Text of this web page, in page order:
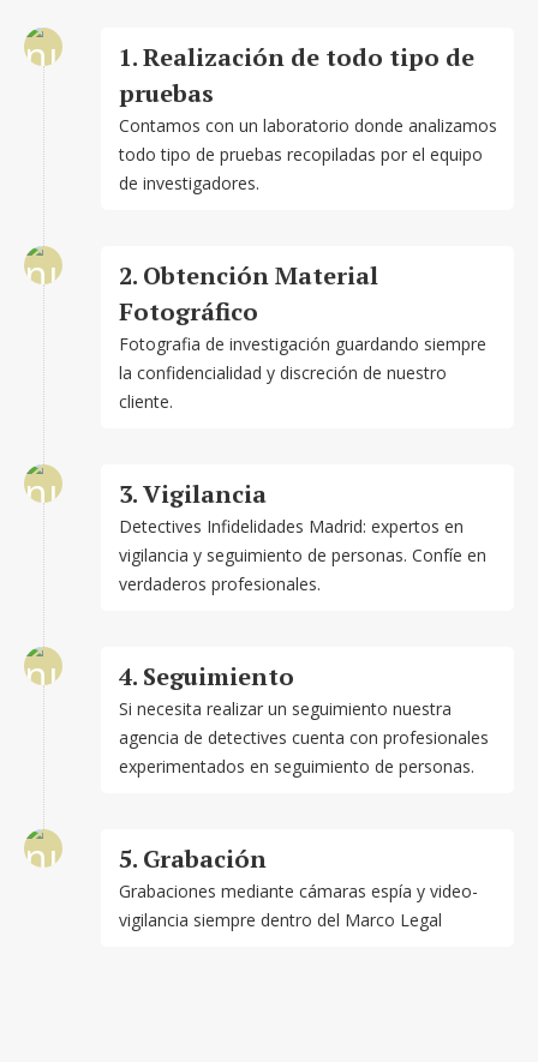
1. Realización de todo tipo de
pruebas
Contamos con un laboratorio donde analizamos
todo tipo de pruebas recopiladas por el equipo
de investigadores.
2. Obtención Material
Fotográfico
Fotografia de investigación guardando siempre
la confidencialidad y discreción de nuestro
cliente.
3. Vigilancia
Detectives Infidelidades Madrid: expertos en
vigilancia y seguimiento de personas. Confíe en
verdaderos profesionales.
4. Seguimiento
Si necesita realizar un seguimiento nuestra
agencia de detectives cuenta con profesionales
experimentados en seguimiento de personas.
5. Grabación
Grabaciones mediante cámaras espía y video-
vigilancia siempre dentro del Marco Legal